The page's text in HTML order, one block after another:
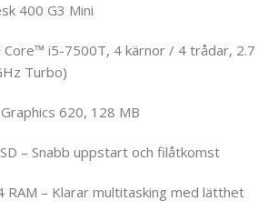
400 G3 Mini
i5-7500T, 4 kärnor / 4 trådar, 2.7
Turbo)
620, 128 MB
– Snabb uppstart och filåtkomst
RAM – Klarar multitasking med lätthet